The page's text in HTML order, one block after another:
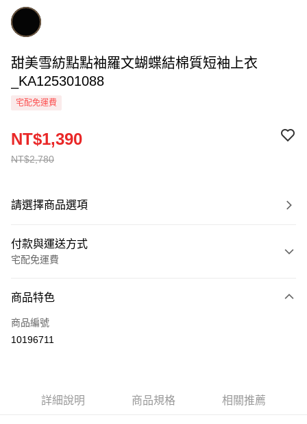
甜美雪紡點點袖羅文蝴蝶結棉質短袖上衣
_KA125301088
宅配免運費
NT$2,780
NT$1,390
請選擇商品選項
付款與運送方式
宅配免運費
信用卡一次付款
LINE Pay
商品特色
商品編號
10196711
詳細說明 商品規格 相關推薦